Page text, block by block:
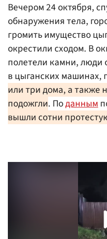
Вечером 24 октября,
обнаружения тела,
громить имущество
окрестили сходом. В
полетели камни, люди
в цыганских машинах,
или три дома, а также
подожгли. Поданным
вышли сотни